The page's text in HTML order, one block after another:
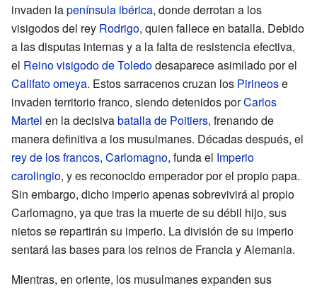
invaden lapenínsula ibérica, donde derrotan a los
visigodos del rey Rodrigo, quien fallece en batalla. Debido
a las disputas internas y a la falta de resistencia efectiva,
el Reino visigodo de Toledodesaparece asimilado por el
Califato omeya. Estos sarracenos cruzan los Pirineose
invaden territorio franco, siendo detenidos porCarlos
Martel en la decisivabatalla de Poitiers, frenando de
manera definitiva a los musulmanes. Décadas después, el
rey de los francos, Carlomagno, funda el Imperio
carolingio, y es reconocido emperador por el propio papa.
Sin embargo, dicho imperio apenas sobrevivirá al propio
Carlomagno, ya que tras la muerte de su débil hijo, sus
nietos se repartirán su imperio. La división de su imperio
sentará las bases para los reinos de Francia y Alemania.
Mientras, en oriente, los musulmanes expanden sus